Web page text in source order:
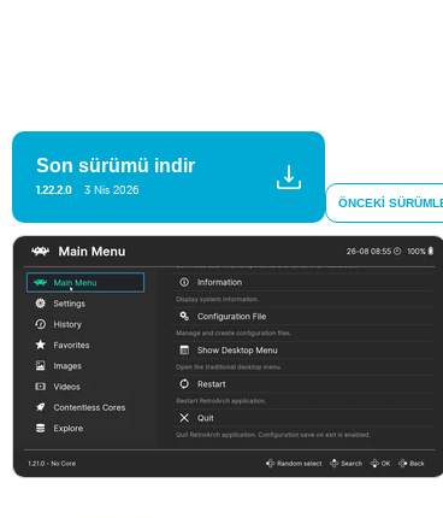
Son sürümü indir
1.22.2.0 3 Nis 2026
ÖNCEKI